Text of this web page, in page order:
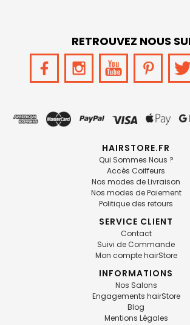
RETROUVEZ NOUS
HAIRSTORE.FR
Qui Sommes Nous ?
Accès Coiffeurs
Nos modes de Livraison
Nos modes de Paiement
Politique des retours
SERVICE CLIENT
Contact
Suivi de Commande
Mon compte hairStore
INFORMATIONS
Nos Salons
Engagements hairStore
Blog
Mentions Légales